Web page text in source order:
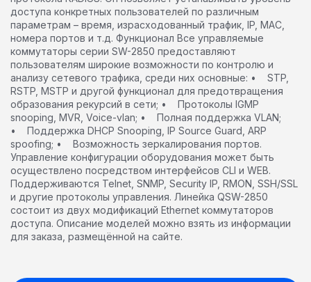
доступа конкретных пользователей по различным
параметрам – время, израсходованный трафик, IP, MAC,
номера портов и т.д. Функционал Все управляемые
коммутаторы серии SW-2850 предоставляют
пользователям широкие возможности по контролю и
анализу сетевого трафика, среди них основные: • STP,
RSTP, MSTP и другой функционал для предотвращения
образования рекурсий в сети; • Протоколы IGMP
snooping, MVR, Voice-vlan; • Полная поддержка VLAN;
• Поддержка DHCP Snooping, IP Source Guard, ARP
spoofing; • Возможность зеркалирования портов.
Управление конфигурации оборудования может быть
осуществлено посредством интерфейсов CLI и WEB.
Поддерживаются Telnet, SNMP, Security IP, RMON, SSH/SSL
и другие протоколы управления. Линейка QSW-2850
состоит из двух модификаций Ethernet коммутаторов
доступа. Описание моделей можно взять из информации
для заказа, размещённой на сайте.